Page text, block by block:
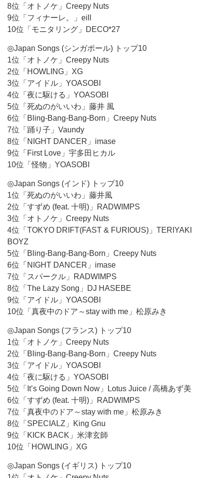
8位「オトノケ」Creepy Nuts
9位「フィナーレ。」eill
10位「モニタリング」DECO*27
◎Japan Songs (シンガポール) トップ10
1位「オトノケ」Creepy Nuts
2位「HOWLING」XG
3位「アイドル」YOASOBI
4位「夜に駆ける」YOASOBI
5位「死ぬのがいいわ」藤井 風
6位「Bling-Bang-Bang-Born」Creepy Nuts
7位「踊り子」Vaundy
8位「NIGHT DANCER」imase
9位「First Love」宇多田ヒカル
10位「怪物」YOASOBI
◎Japan Songs (インド) トップ10
1位「死ぬのがいいわ」藤井風
2位「すずめ (feat. 十明)」RADWIMPS
3位「オトノケ」Creepy Nuts
4位「TOKYO DRIFT(FAST & FURIOUS)」TERIYAKI
BOYZ
5位「Bling-Bang-Bang-Born」Creepy Nuts
6位「NIGHT DANCER」imase
7位「スパークル」RADWIMPS
8位「The Lazy Song」DJ HASEBE
9位「アイドル」YOASOBI
10位「真夜中のドア～stay with me」松原みき
◎Japan Songs (フランス) トップ10
1位「オトノケ」Creepy Nuts
2位「Bling-Bang-Bang-Born」Creepy Nuts
3位「アイドル」YOASOBI
4位「夜に駆ける」YOASOBI
5位「It’s Going Down Now」Lotus Juice / 高橋あず美
6位「すずめ (feat. 十明)」RADWIMPS
7位「真夜中のドア～stay with me」松原みき
8位「SPECIALZ」King Gnu
9位「KICK BACK」米津玄師
10位「HOWLING」XG
◎Japan Songs (イギリス) トップ10